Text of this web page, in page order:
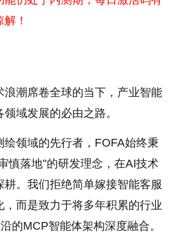
！
浪潮席卷全球的当下，产业智能
域发展的必由之路。
绘领域的先行者，FOFA始终秉
慎落地"的研发理念，在AI技术
耕。我们拒绝简单嫁接智能客服
，而是致力于将多年积累的行业
的MCP智能体架构深度融合。